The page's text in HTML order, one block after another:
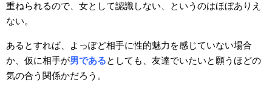
重ねられるので、女として認識しない、というのはほぼありえ
ない。
あるとすれば、よっぽど相手に性的魅力を感じていない場合
か、仮に相手が男であるとしても、友達でいたいと願うほどの
気の合う関係かだろう。